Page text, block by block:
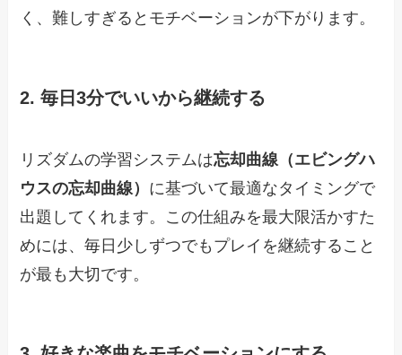
く、難しすぎるとモチベーションが下がります。
2. 毎日3分でいいから継続する
リズダムの学習システムは忘却曲線（エビングハ
ウスの忘却曲線） に基づいて最適なタイミングで
出題してくれます。この仕組みを最大限活かすた
めには、毎日少しずつでもプレイを継続すること
が最も大切です。